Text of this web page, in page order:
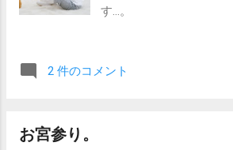
す…。
2 件のコメント
お宮参り。